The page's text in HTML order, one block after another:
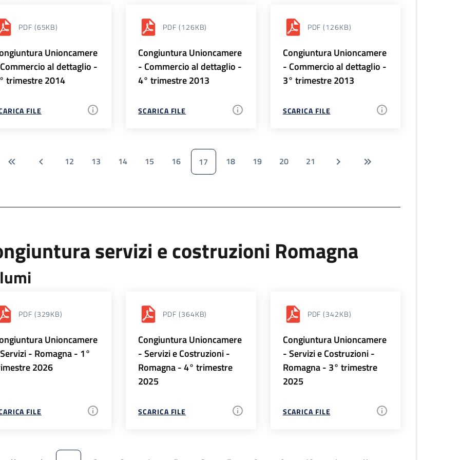
PDF (65KB)
Unioncamere
al dettaglio -
trimestre 2014
FILE
PDF (126KB)
Congiuntura Unioncamere
- Commercio al dettaglio -
4° trimestre 2013
SCARICA FILE
PDF (126KB)
Congiuntura Unioncamere
- Commercio al dettaglio -
3° trimestre 2013
SCARICA FILE
12 13 14 15 16 17 18 19 20 21
servizi e costruzioni Romagna
PDF (329KB)
Unioncamere
- Romagna - 1°
2026
FILE
PDF (364KB)
Congiuntura Unioncamere
- Servizi e Costruzioni -
Romagna - 4° trimestre
2025
SCARICA FILE
PDF (342KB)
Congiuntura Unioncamere
- Servizi e Costruzioni -
Romagna - 3° trimestre
2025
SCARICA FILE